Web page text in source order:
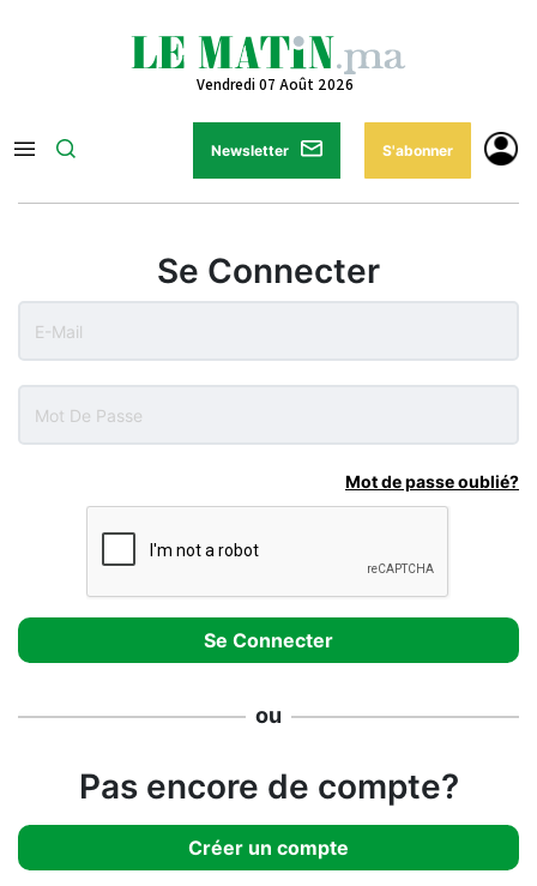
Vendredi 07 Août 2026
Newsletter S'abonner
Se Connecter
Mot de passe oublié?
ou
Pas encore de compte?
Créer un compte